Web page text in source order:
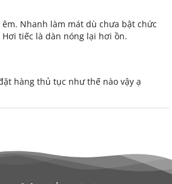
Nhanh làm mát dù chưa bật chức
tiếc là dàn nóng lại hơi ồn.
hàng thủ tục như thế nào vậy ạ